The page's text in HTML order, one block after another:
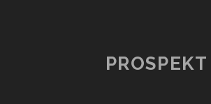
PROSPEKT